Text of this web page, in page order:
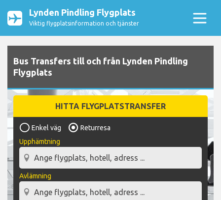
Lynden Pindling Flygplats
Viktig flygplatsinformation och tjänster
Bus Transfers till och från Lynden Pindling
Flygplats
HITTA FLYGPLATSTRANSFER
Enkel väg
Returresa
Upphämtning
Avlämning